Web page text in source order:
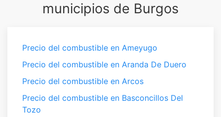
municipios de Burgos
Precio del combustible en Ameyugo
Precio del combustible en Aranda De Duero
Precio del combustible en Arcos
Precio del combustible en Basconcillos Del
Tozo